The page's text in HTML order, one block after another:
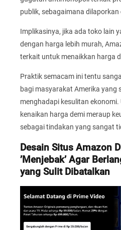
publik, sebagaimana dilaporkan
Implikasinya, jika ada toko lain
dengan harga lebih murah,
terkait untuk menaikkan harga
Praktik semacam ini tentu
bagi masyarakat Amerika yang
menghadapi kesulitan
kenaikan harga demi meraup
sebagai tindakan yang sangat
Desain Situs Amazon
’Menjebak’ Agar
yang Sulit Dibatalkan